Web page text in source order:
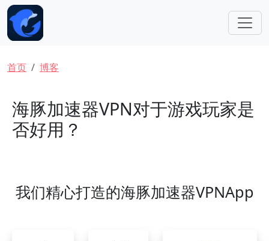
跳转到主要内容
面包屑
首页 博客
海豚加速器VPN对于游戏玩家是
否好用？
我们精心打造的海豚加速器VPNApp